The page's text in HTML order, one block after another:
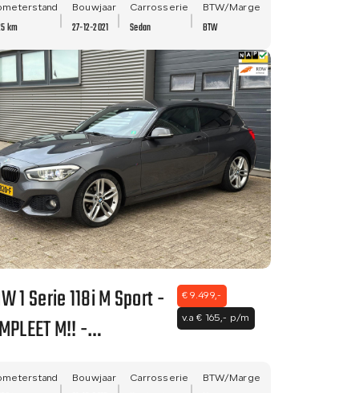
- VIRTUAL
AUTO!
km
Bouwjaar
27-12-2021
Carrosserie
Sedan
BTW/Marge
BTW
1 Serie 118i M Sport -
M!! -
€ 9.499,-
v.a € 165,- p/m
Bouwjaar Carrosserie BTW/Marge